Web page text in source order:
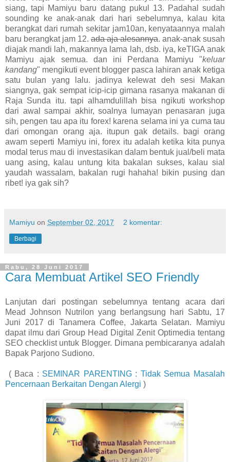
siang, tapi Mamiyu baru datang pukul 13. Padahal sudah
sounding ke anak-anak dari hari sebelumnya, kalau kita
berangkat dari rumah sekitar jam10an, kenyataannya malah
baru berangkat jam 12. ada aja alesannya. anak-anak susah
diajak mandi lah, makannya lama lah, dsb. iya, keTIGA anak
Mamiyu ajak semua. dan ini Perdana Mamiyu "keluar
kandang" mengikuti event blogger pasca lahiran anak ketiga
satu bulan yang lalu. jadinya kelewat deh sesi Makan
siangnya, gak sempat icip-icip gimana rasanya makanan di
Raja Sunda itu. tapi alhamdulillah bisa ngikuti workshop
dari awal sampai akhir, soalnya lumayan penasaran juga
sih, pengen tau apa itu forex! karena selama ini ya cuma tau
dari omongan orang aja. itupun gak details. bagi orang
awam seperti Mamiyu ini, forex itu adalah ketika kita punya
modal terus mau di investasikan dalam bentuk jual/beli mata
uang asing, kalau untung kita bakalan sukses, kalau sial
yaudah wassalam, bakalan rugi hahaha! bikin pusing dan
ribet! iya gak sih?
Mamiyu on September 02, 2017 2 komentar:
Berbagi
Rabu, 28 Juni 2017
Cara Membuat Artikel SEO Friendly
Lanjutan dari postingan sebelumnya tentang acara dari
Mead Johnson Nutrilon yang berlangsung hari Sabtu, 17
Juni 2017 di Tanamera Coffee, Jakarta Selatan.
Mamiyu
dapat ilmu dari Group Head Digital Zenit Optimedia tentang
SEO checklist untuk Blogger. Dimana pembicaranya adalah
Bapak Parjono Sudiono.
( Baca : SEMINAR PARENTING : Tidak Semua Masalah
Pencernaan Berkaitan Dengan Alergi )